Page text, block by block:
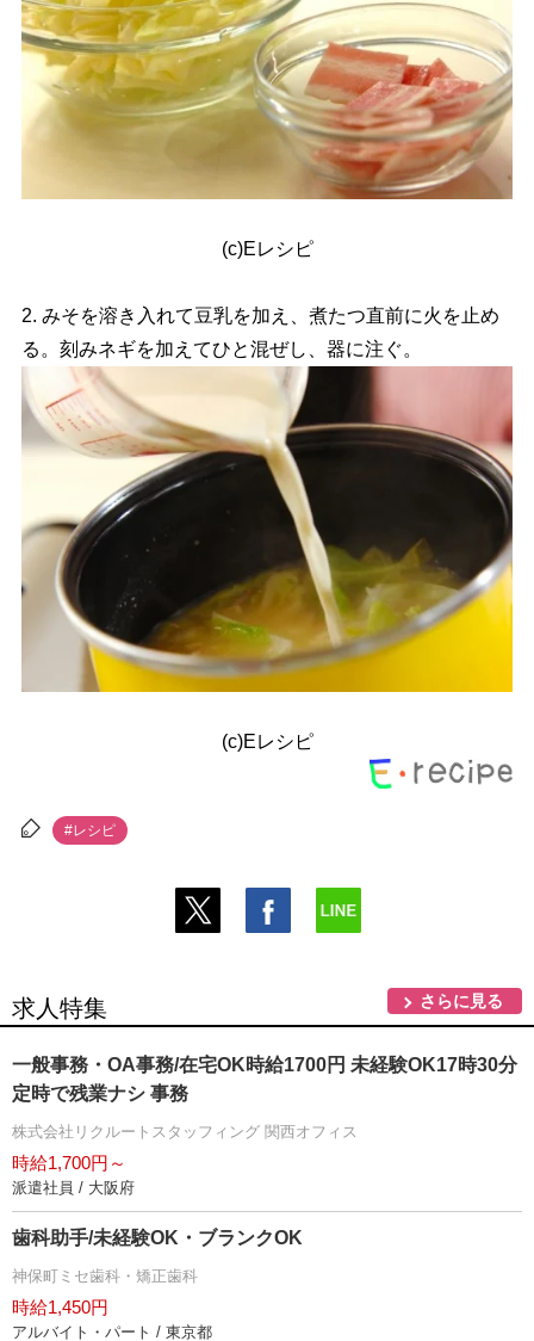
(c)Eレシピ
2. みそを溶き入れて豆乳を加え、煮たつ直前に火を止め
る。刻みネギを加えてひと混ぜし、器に注ぐ。
(c)Eレシピ
#レシピ
求人特集 さらに見る
一般事務・OA事務/在宅OK時給1700円 未経験OK17時30分
定時で残業ナシ 事務
株式会社リクルートスタッフィング 関西オフィス
時給1,700円～
派遣社員 / 大阪府
歯科助手/未経験OK・ブランクOK
神保町ミセ歯科・矯正歯科
時給1,450円
アルバイト・パート / 東京都